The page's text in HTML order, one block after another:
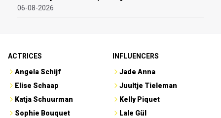
06-08-2026
ACTRICES
Angela Schijf
Elise Schaap
Katja Schuurman
Sophie Bouquet
INFLUENCERS
Jade Anna
Juultje Tieleman
Kelly Piquet
Lale Gül